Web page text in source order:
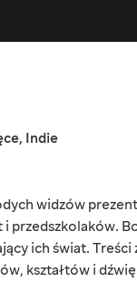
, Indie
widzów
przedszkolaków.
ich świat. Treści
kształtów i